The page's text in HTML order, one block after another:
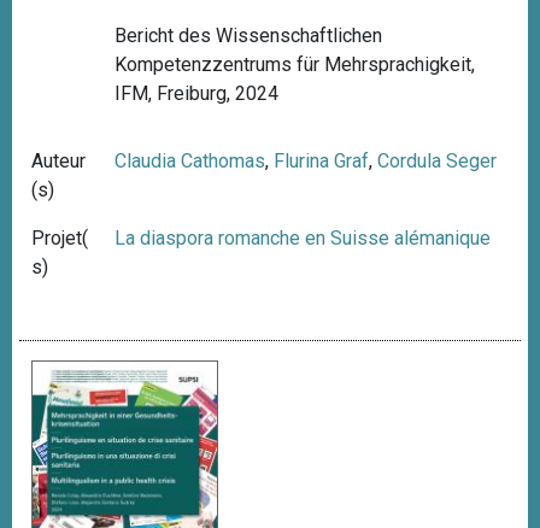
Bericht des Wissenschaftlichen
Kompetenzzentrums für Mehrsprachigkeit,
IFM, Freiburg, 2024
Auteur
(s)
Claudia Cathomas, Flurina Graf,Cordula Seger
Projet(
s)
La diaspora romanche en Suisse alémanique